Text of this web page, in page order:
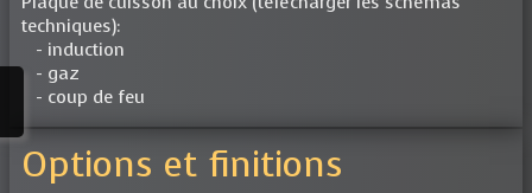
techniques):
- induction
- gaz
- coup de feu
Options et finitions